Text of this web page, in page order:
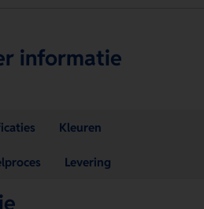
informatie
Kleuren
Levering